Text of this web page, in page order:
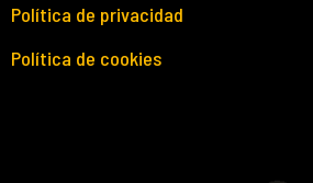
Política de privacidad
Política de cookies